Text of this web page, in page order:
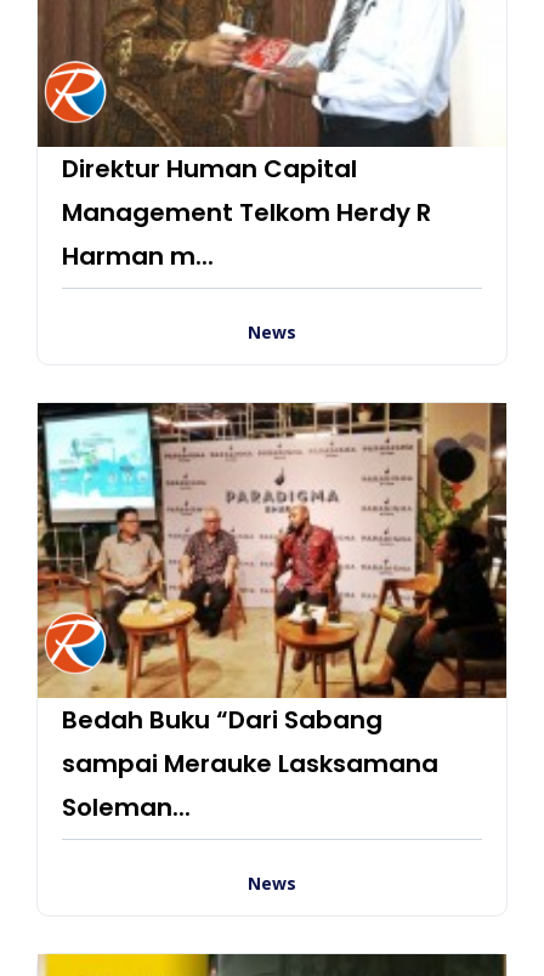
Direktur Human Capital
Management Telkom Herdy R
Harman m...
News
Bedah Buku “Dari Sabang
sampai Merauke Lasksamana
Soleman...
News